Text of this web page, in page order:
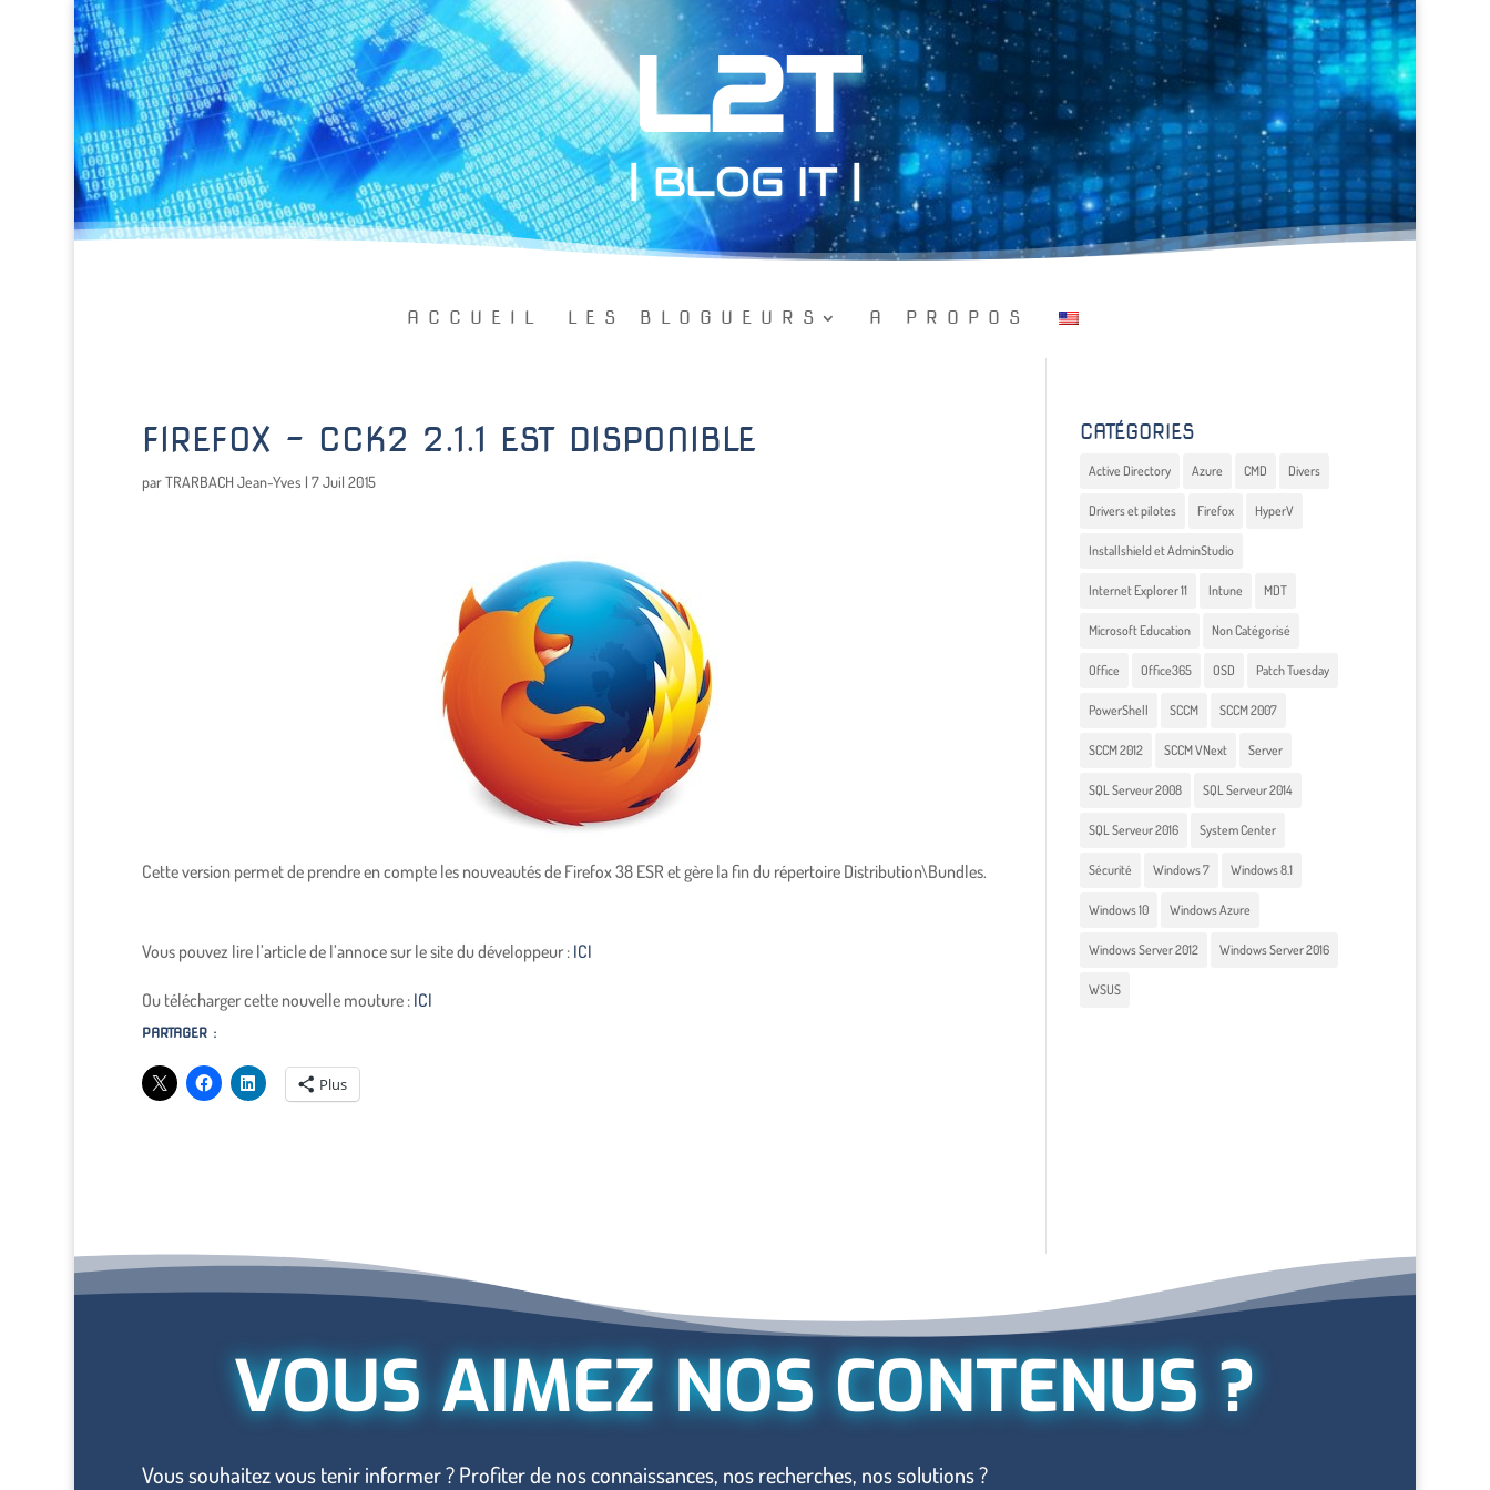
L2T
| BLOG IT |
ACCUEIL LES BLOGUEURS A PROPOS
FIREFOX – CCK2 2.1.1 EST DISPONIBLE
parTRARBACH Jean-Yves | 7 Juil 2015
Cette version permet de prendre en compte les nouveautés de Firefox 38 ESR et gère la fin du répertoire Distribution\Bundles.
Vous pouvez lire l’article de l’annoce sur le site du développeur : ICI
Ou télécharger cette nouvelle mouture : ICI
PARTAGER :
Plus
CATÉGORIES
Active Directory Azure CMD Divers
Drivers et pilotes Firefox HyperV
Installshield et AdminStudio
Internet Explorer 11 Intune MDT
Microsoft Education Non Catégorisé
Office Office365 OSD Patch Tuesday
PowerShell SCCM SCCM 2007
SCCM 2012 SCCM VNext Server
SQL Serveur 2008 SQL Serveur 2014
SQL Serveur 2016 System Center
Sécurité Windows 7 Windows 8.1
Windows 10 Windows Azure
Windows Server 2012 Windows Server 2016
WSUS
VOUS AIMEZ NOS CONTENUS ?
Vous souhaitez vous tenir informer ? Profiter de nos connaissances, nos recherches, nos solutions ?